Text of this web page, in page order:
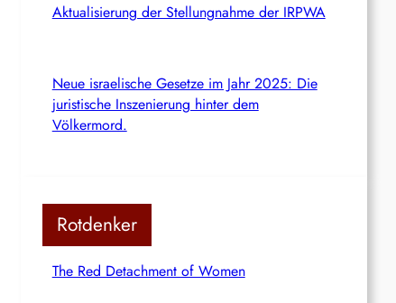
Aktualisierung der Stellungnahme der IRPWA
Neue israelische Gesetze im Jahr 2025: Die
juristische Inszenierung hinter dem
Völkermord.
Rotdenker
The Red Detachment of Women